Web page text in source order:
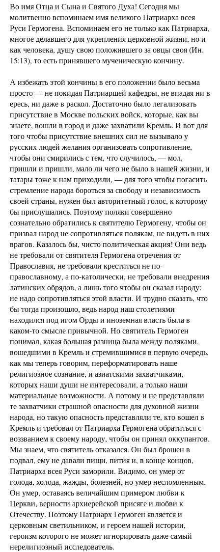
Во имя Отца и Сына и Святого Духа! Сегодня мы
молитвенно вспоминаем имя великого Патриарха всея
Руси Гермогена. Вспоминаем его не только как Патриарха,
многое делавшего для укрепления церковной жизни, но и
как человека, душу свою положившего за овцы своя (Ин.
15:13), то есть принявшего мученическую кончину.
А избежать этой кончины в его положении было весьма
просто — не покидая Патриаршей кафедры, не впадая ни в
ересь, ни даже в раскол. Достаточно было легализовать
присутствие в Москве польских войск, которые, как вы
знаете, вошли в город и даже захватили Кремль. И вот для
того чтобы присутствие внешних сил не вызывало у
русских людей желания организовать сопротивление,
чтобы они смирились с тем, что случилось, — мол,
пришли и пришли, мало ли чего не было в нашей жизни, и
татары тоже к нам приходили, — для того чтобы погасить
стремление народа бороться за свободу и независимость
своей страны, нужен был авторитетный голос, к которому
бы прислушались. Поэтому поляки совершенно
сознательно обратились к святителю Гермогену, чтобы он
призвал народ не сопротивляться полякам, не видеть в них
врагов. Казалось бы, чисто политическая акция! Они ведь
не требовали от святителя Гермогена отречения от
Православия, не требовали креститься не по-
православному, а по-католически, не требовали внедрения
латинских обрядов, а лишь того чтобы он сказал народу:
не надо сопротивляться этой власти. И трудно сказать, что
бы тогда произошло, ведь народ наш столетиями
находился под игом Орды и иноземная власть была в
каком-то смысле привычной. Но святитель Гермоген
понимал, какая большая разница была между поляками,
вошедшими в Кремль и стремившимися в первую очередь,
как мы теперь говорим, переформатировать наше
религиозное сознание, и азиатскими захватчиками,
которых наши души не интересовали, а только наши
материальные возможности. А потому и не представляли
те захватчики страшной опасности для духовной жизни
народа, но такую опасность представляли те, кто вошел в
Кремль и требовал от Патриарха Гермогена обратиться с
воззванием к своему народу, чтобы он принял оккупантов.
Мы знаем, что святитель отказался. Он был брошен в
подвал, ему не давали пищи, пития и, в конце концов,
Патриарха всея Руси заморили. Видимо, он умер от
голода, холода, жажды, болезней, но умер несломленным.
Он умер, оставаясь величайшим примером любви к
Церкви, верности архиерейской присяге и любви к
Отечеству. Поэтому Патриарх Гермоген является и
церковным светильником, и героем нашей истории,
героизм которого не может игнорировать даже самый
нерелигиозный исследователь.